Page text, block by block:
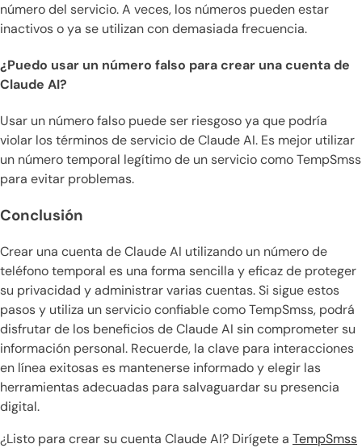
número del servicio. A veces, los números pueden estar
inactivos o ya se utilizan con demasiada frecuencia.
¿Puedo usar un número falso para crear una cuenta de
Claude AI?
Usar un número falso puede ser riesgoso ya que podría
violar los términos de servicio de Claude AI. Es mejor utilizar
un número temporal legítimo de un servicio como TempSmss
para evitar problemas.
Conclusión
Crear una cuenta de Claude AI utilizando un número de
teléfono temporal es una forma sencilla y eficaz de proteger
su privacidad y administrar varias cuentas. Si sigue estos
pasos y utiliza un servicio confiable como TempSmss, podrá
disfrutar de los beneficios de Claude AI sin comprometer su
información personal. Recuerde, la clave para interacciones
en línea exitosas es mantenerse informado y elegir las
herramientas adecuadas para salvaguardar su presencia
digital.
¿Listo para crear su cuenta Claude AI? Dirígete a TempSmss